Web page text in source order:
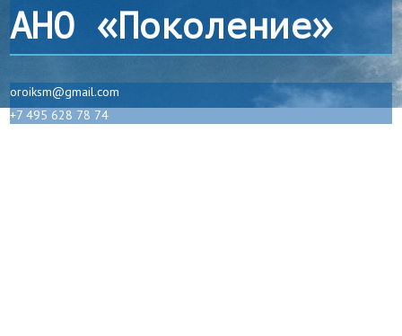
АНО «Поколение»
oroiksm@gmail.com
+7 495 628 78 74